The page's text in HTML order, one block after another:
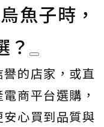
魚子時，
？
的店家，或直
商平台選購，
心買到品質與